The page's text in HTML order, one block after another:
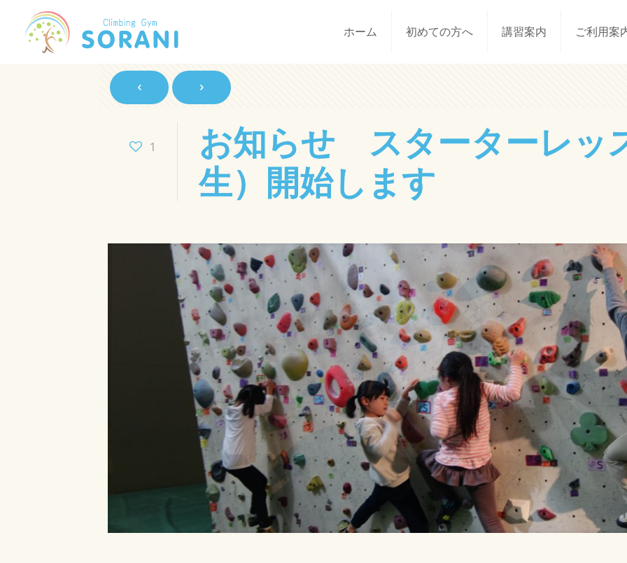
ホーム 初めての方へ 講習案内 ご利用案
1
お知らせ スターターレッ
生）開始します